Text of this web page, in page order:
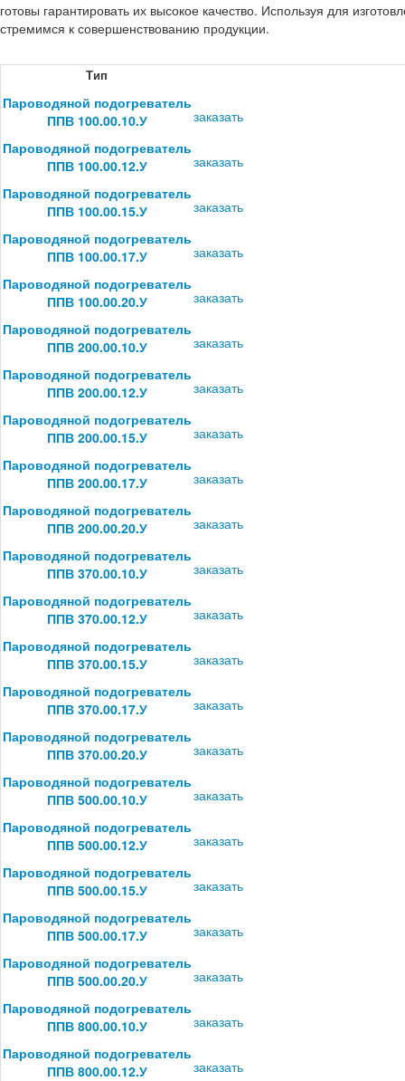
готовы гарантировать их высокое качество. Используя для
стремимся к совершенствованию продукции.
Тип
Пароводяной подогреватель
ППВ 100.00.10.У
заказать
Пароводяной подогреватель
ППВ 100.00.12.У
заказать
Пароводяной подогреватель
ППВ 100.00.15.У
заказать
Пароводяной подогреватель
ППВ 100.00.17.У
заказать
Пароводяной подогреватель
ППВ 100.00.20.У
заказать
Пароводяной подогреватель
ППВ 200.00.10.У
заказать
Пароводяной подогреватель
ППВ 200.00.12.У
заказать
Пароводяной подогреватель
ППВ 200.00.15.У
заказать
Пароводяной подогреватель
ППВ 200.00.17.У
заказать
Пароводяной подогреватель
ППВ 200.00.20.У
заказать
Пароводяной подогреватель
ППВ 370.00.10.У
заказать
Пароводяной подогреватель
ППВ 370.00.12.У
заказать
Пароводяной подогреватель
ППВ 370.00.15.У
заказать
Пароводяной подогреватель
ППВ 370.00.17.У
заказать
Пароводяной подогреватель
ППВ 370.00.20.У
заказать
Пароводяной подогреватель
ППВ 500.00.10.У
заказать
Пароводяной подогреватель
ППВ 500.00.12.У
заказать
Пароводяной подогреватель
ППВ 500.00.15.У
заказать
Пароводяной подогреватель
ППВ 500.00.17.У
заказать
Пароводяной подогреватель
ППВ 500.00.20.У
заказать
Пароводяной подогреватель
ППВ 800.00.10.У
заказать
Пароводяной подогреватель
ППВ 800.00.12.У
заказать